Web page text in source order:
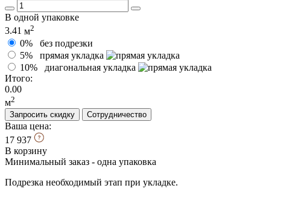
В одной упаковке
3.41 м2
0% без подрезки
5% прямая укладка
10% диагональная укладка
Итого:
0.00
м2
Запросить скидку
Сотрудничество
Ваша цена:
17 937
В корзину
Минимальный заказ - одна упаковка
Подрезка необходимый этап при укладке.